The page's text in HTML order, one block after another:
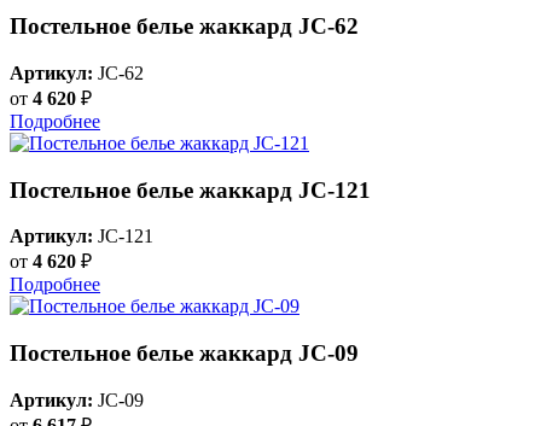
Постельное белье жаккард JC-62
Артикул: JC-62
от 4 620 ₽
Подробнее
Постельное белье жаккард JC-121
Артикул: JC-121
от 4 620 ₽
Подробнее
Постельное белье жаккард JC-09
Артикул: JC-09